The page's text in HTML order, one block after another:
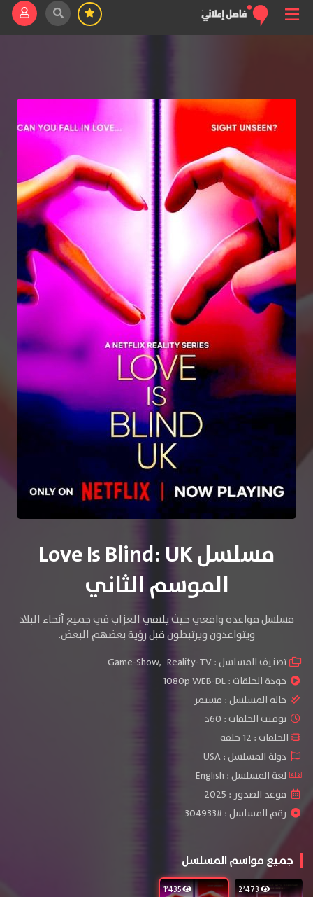
مسلسل Love Is Blind: UK
الموسم الثاني
مسلسل مواعدة واقعي حيث يلتقي العزاب في جميع أنحاء البلاد
ويتواعدون ويرتبطون قبل رؤية بعضهم البعض.
تصنيف المسلسل : Game-Show, Reality-TV
جودة الحلقات :1080p WEB-DL
حالة المسلسل : مستمر
توقيت الحلقات : 60د
الحلقات : 12 حلقة
دولة المسلسل : USA
لغة المسلسل : English
موعد الصدور : 2025
رقم المسلسل : #304933
جميع مواسم المسلسل
2٬473 1٬435